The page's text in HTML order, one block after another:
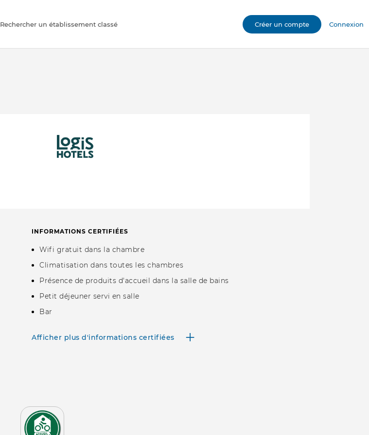
Rechercher un établissement classé Créer un compte Connexion
INFORMATIONS CERTIFIÉES
Wifi gratuit dans la chambre
Climatisation dans toutes les chambres
Présence de produits d'accueil dans la salle de bains
Petit déjeuner servi en salle
Bar
Afficher plus d'informations certifiées